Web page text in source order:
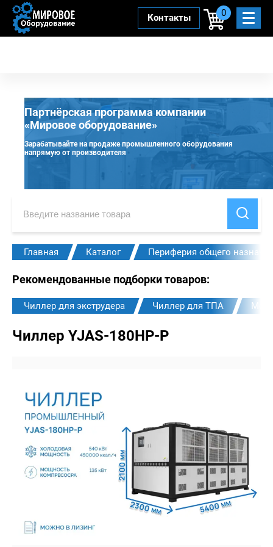
Контакты 0
Партнёрская программа компании
«Мировое оборудование»
Зарабатывайте на продаже промышленного оборудования
напрямую от производителя
Главная Каталог Периферия общего
Рекомендованные подборки товаров:
Чиллер для экструдера Чиллер для ТПА
Чиллер YJAS-180HP-P